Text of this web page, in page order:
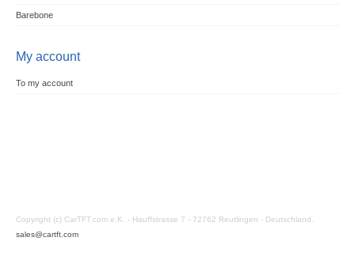
Barebone
My account
To my account
Copyright (c) CarTFT.com e.K. - Hauffstrasse 7 - 72762 Reutlingen - Deutschland.
sales@cartft.com